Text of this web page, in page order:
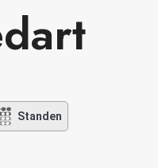
Standen